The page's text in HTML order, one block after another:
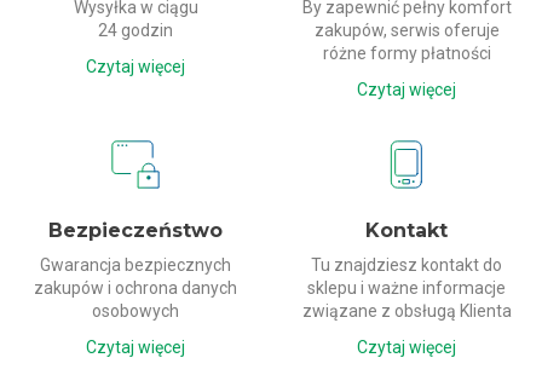
Wysyłka w ciągu
24 godzin
Czytaj więcej
By zapewnić pełny komfort
zakupów, serwis oferuje
różne formy płatności
Czytaj więcej
Bezpieczeństwo
Gwarancja bezpiecznych
zakupów i ochrona danych
osobowych
Czytaj więcej
Kontakt
Tu znajdziesz kontakt do
sklepu i ważne informacje
związane z obsługą Klienta
Czytaj więcej